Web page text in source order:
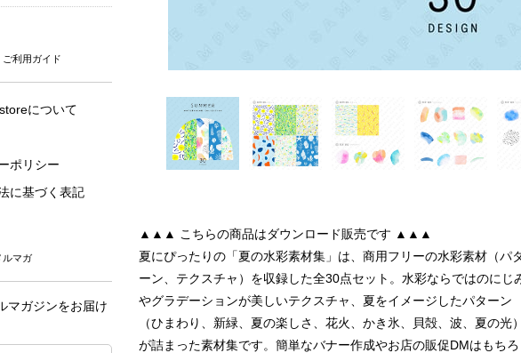
▲▲▲ こちらの商品はダウンロード販売です ▲▲▲
夏にぴったりの「夏の水彩素材集」は、商用フリーの水彩素材（パ
ーン、テクスチャ）を収録した全30点セット。水彩ならではのにじ
やグラデーションが美しいテクスチャ、夏をイメージしたパターン
（ひまわり、新緑、夏の楽しさ、花火、かき氷、貝殻、波、夏の光）
が詰まった素材集です。簡単なバナー作成やお店の販促DMはもちろ
ご利用ガイド
について
ポリシー
に基づく表記
ルマガ
マガジンをお届け